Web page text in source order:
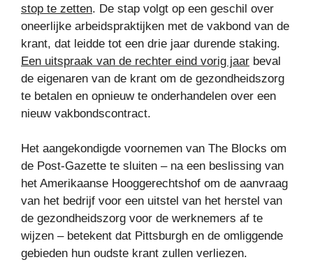
stop te zetten. De stap volgt op een geschil over
oneerlijke arbeidspraktijken met de vakbond van de
krant, dat leidde tot een drie jaar durende staking.
Een uitspraak van de rechter eind vorig jaar beval
de eigenaren van de krant om de gezondheidszorg
te betalen en opnieuw te onderhandelen over een
nieuw vakbondscontract.
Het aangekondigde voornemen van The Blocks om
de Post-Gazette te sluiten – na een beslissing van
het Amerikaanse Hooggerechtshof om de aanvraag
van het bedrijf voor een uitstel van het herstel van
de gezondheidszorg voor de werknemers af te
wijzen – betekent dat Pittsburgh en de omliggende
gebieden hun oudste krant zullen verliezen.